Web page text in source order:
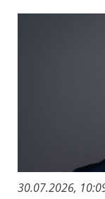
30.07.2026,